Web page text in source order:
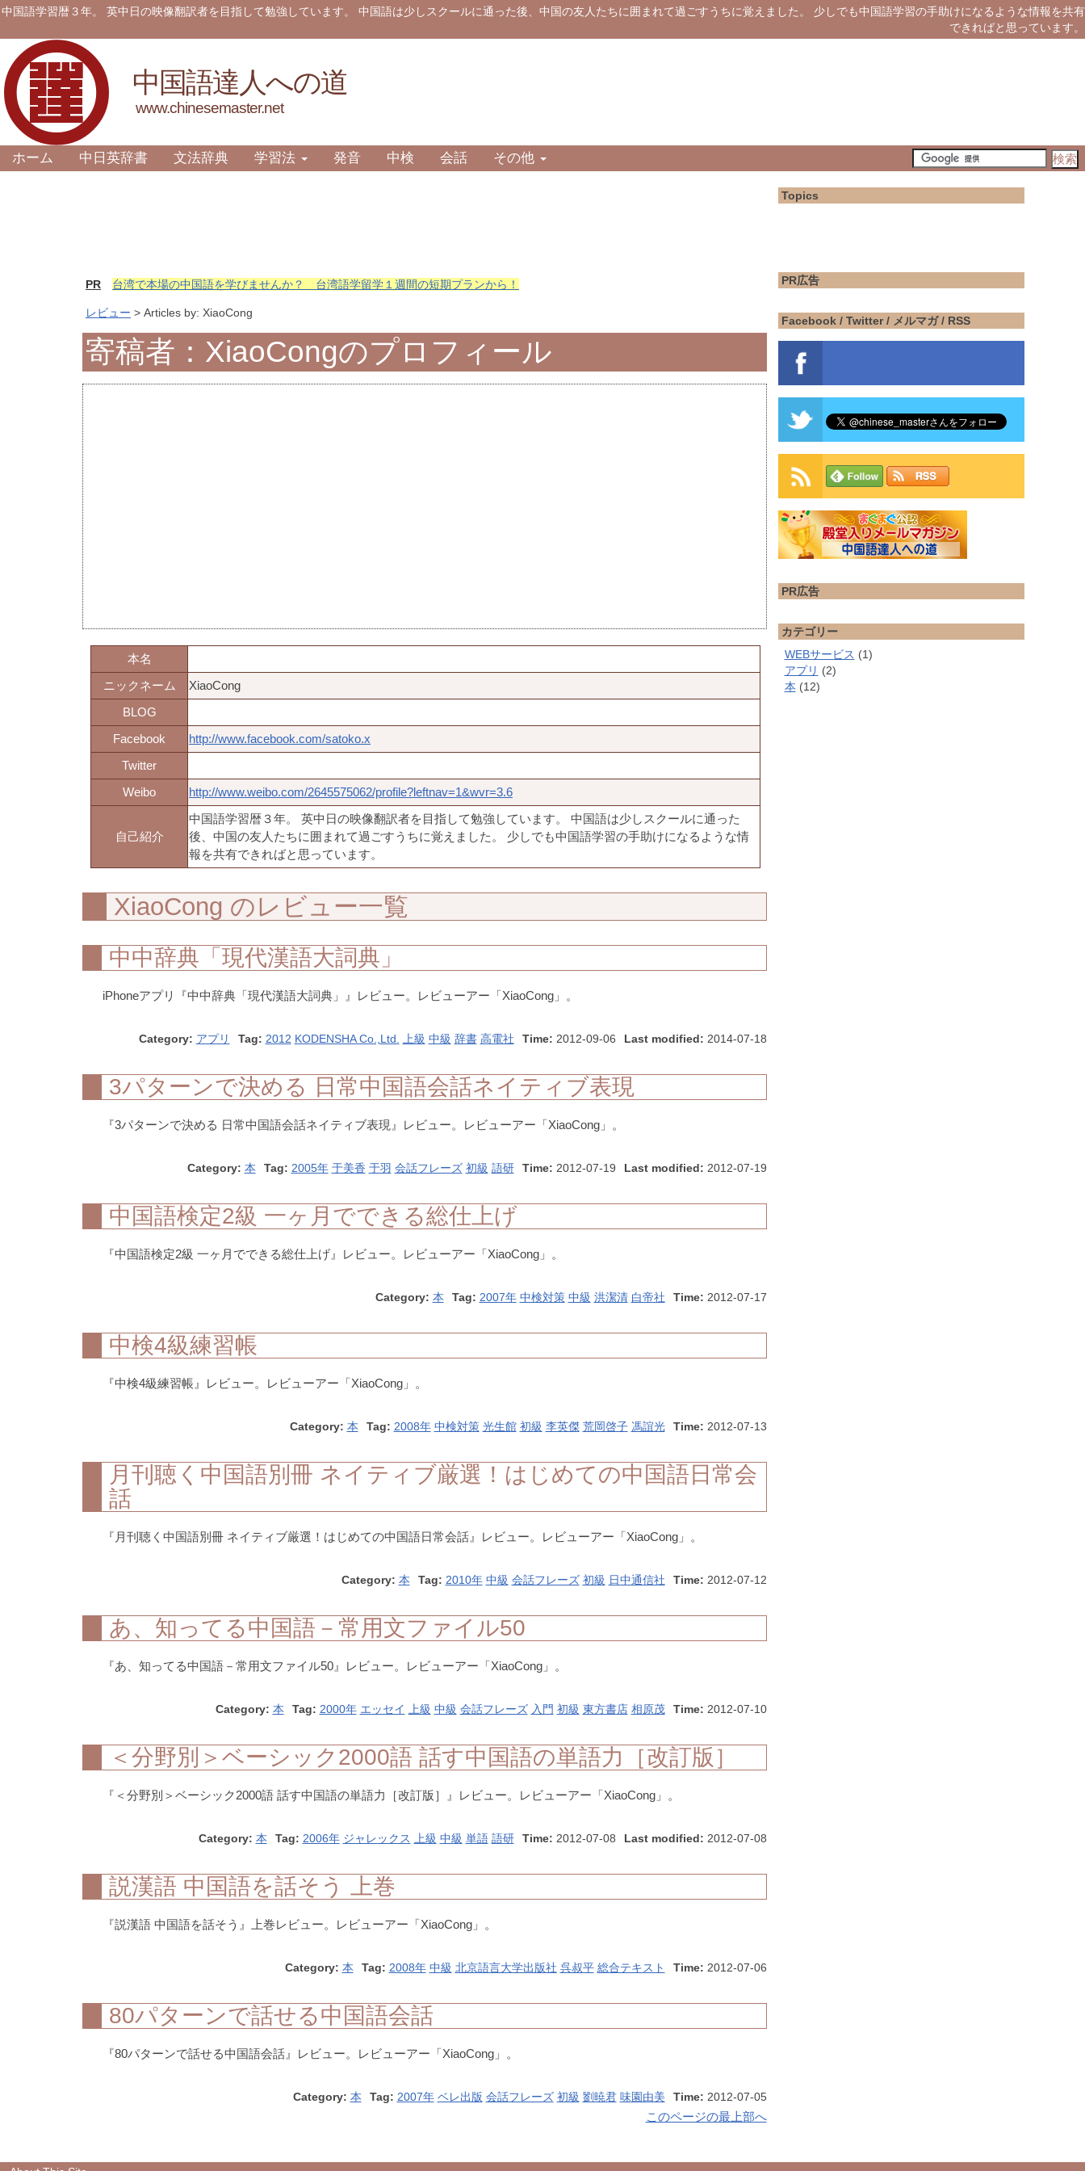
中国語学習暦３年。 英中日の映像翻訳者を目指して勉強しています。 中国語は少しスクールに通った後、中国の友人たちに囲まれて過ごすうちに覚えました。 少しでも中国語学習の手助けになるような情報を共有
できればと思っています。
中国語達人への道
www.chinesemaster.net
ホーム 中日英辞書 文法辞典 学習法 発音 中検 会話 その他
Topics
PR 台湾で本場の中国語を学びませんか？ 台湾語学留学１週間の短期プランから！
レビュー > Articles by: XiaoCong
寄稿者：XiaoCongのプロフィール
本名
ニックネーム
XiaoCong
BLOG
Facebook
http://www.facebook.com/satoko.x
Twitter
Weibo
http://www.weibo.com/2645575062/profile?leftnav=1&wvr=3.6
自己紹介
中国語学習暦３年。 英中日の映像翻訳者を目指して勉強しています。 中国語は少しスクールに通った
後、中国の友人たちに囲まれて過ごすうちに覚えました。 少しでも中国語学習の手助けになるような情
報を共有できればと思っています。
XiaoCong のレビュー一覧
中中辞典「現代漢語大詞典」
iPhoneアプリ『中中辞典「現代漢語大詞典」』レビュー。レビューアー「XiaoCong」。
Category: アプリ Tag: 2012 KODENSHA Co.,Ltd. 上級 中級 辞書 高電社 Time: 2012-09-06 Last modified: 2014-07-18
3パターンで決める 日常中国語会話ネイティブ表現
『3パターンで決める 日常中国語会話ネイティブ表現』レビュー。レビューアー「XiaoCong」。
Category: 本 Tag: 2005年 于美香 于羽 会話フレーズ 初級 語研 Time: 2012-07-19 Last modified: 2012-07-19
中国語検定2級 一ヶ月でできる総仕上げ
『中国語検定2級 一ヶ月でできる総仕上げ』レビュー。レビューアー「XiaoCong」。
Category: 本 Tag: 2007年 中検対策 中級 洪潔清 白帝社 Time: 2012-07-17
中検4級練習帳
『中検4級練習帳』レビュー。レビューアー「XiaoCong」。
Category: 本 Tag: 2008年 中検対策 光生館 初級 李英傑 荒岡啓子 馮誼光 Time: 2012-07-13
月刊聴く中国語別冊 ネイティブ厳選！はじめての中国語日常会
話
『月刊聴く中国語別冊 ネイティブ厳選！はじめての中国語日常会話』レビュー。レビューアー「XiaoCong」。
Category: 本 Tag: 2010年 中級 会話フレーズ 初級 日中通信社 Time: 2012-07-12
あ、知ってる中国語－常用文ファイル50
『あ、知ってる中国語－常用文ファイル50』レビュー。レビューアー「XiaoCong」。
Category: 本 Tag: 2000年 エッセイ 上級 中級 会話フレーズ 入門 初級 東方書店 相原茂 Time: 2012-07-10
＜分野別＞ベーシック2000語 話す中国語の単語力［改訂版］
『＜分野別＞ベーシック2000語 話す中国語の単語力［改訂版］』レビュー。レビューアー「XiaoCong」。
Category: 本 Tag: 2006年 ジャレックス 上級 中級 単語 語研 Time: 2012-07-08 Last modified: 2012-07-08
説漢語 中国語を話そう 上巻
『説漢語 中国語を話そう』上巻レビュー。レビューアー「XiaoCong」。
Category: 本 Tag: 2008年 中級 北京語言大学出版社 呉叔平 総合テキスト Time: 2012-07-06
80パターンで話せる中国語会話
『80パターンで話せる中国語会話』レビュー。レビューアー「XiaoCong」。
Category: 本 Tag: 2007年 ベレ出版 会話フレーズ 初級 劉暁君 味園由美 Time: 2012-07-05
このページの最上部へ
PR広告
Facebook / Twitter / メルマガ / RSS
PR広告
カテゴリー
WEBサービス (1)
アプリ (2)
本 (12)